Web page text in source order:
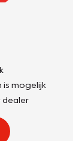
is mogelijk
dealer